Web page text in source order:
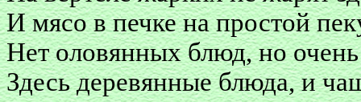
И мясо в печке на простой
Нет оловянных блюд, но
Здесь деревянные блюда, и